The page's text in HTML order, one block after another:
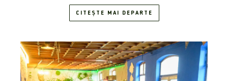
CITEȘTE MAI DEPARTE